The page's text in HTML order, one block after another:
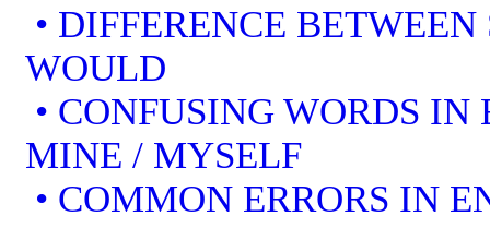
• DIFFERENCE
WOULD
• CONFUSING WORDS
MINE / MYSELF
• COMMON ERRORS IN